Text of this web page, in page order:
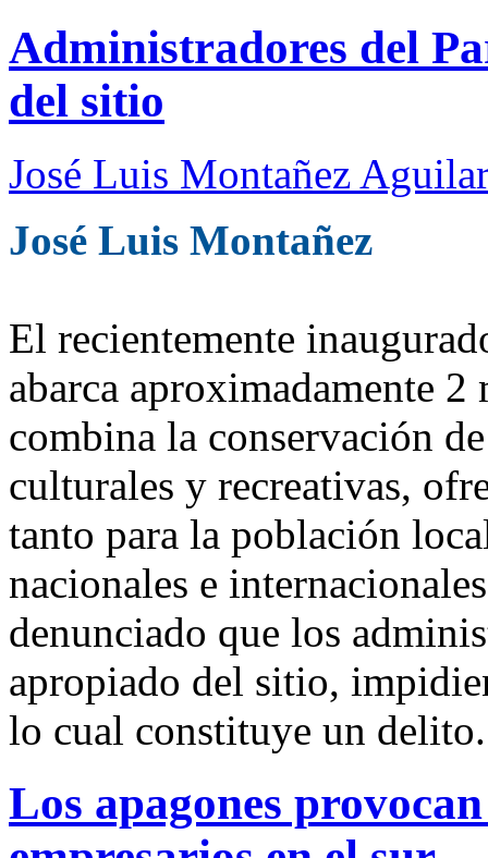
Administradores del
del sitio
José Luis Montañez Aguilar
José Luis Montañez
El recientemente
abarca aproximadamente
combina la conservación
culturales y recreativas,
tanto para la población
nacionales e
denunciado que los
apropiado del sitio,
lo cual constituye un delito.
Los apagones